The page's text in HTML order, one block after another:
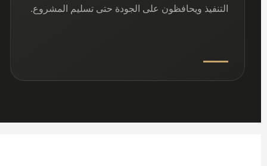
التنفيذ ويحافظون على الجودة حتى تسليم المشروع.